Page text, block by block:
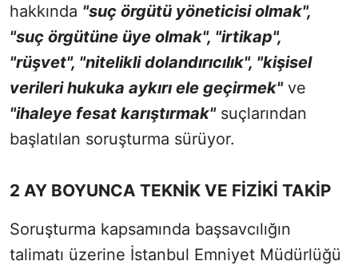
hakkında "suç örgütü yöneticisi olmak",
"suç örgütüne üye olmak", "irtikap",
"rüşvet", "nitelikli dolandırıcılık", "kişisel
verileri hukuka aykırı ele geçirmek"ve
"ihaleye fesat karıştırmak"suçlarından
başlatılan soruşturma sürüyor.
2 AY BOYUNCA TEKNİK VE FİZİKİ TAKİP
Soruşturma kapsamında başsavcılığın
talimatı üzerine İstanbul Emniyet Müdürlüğü